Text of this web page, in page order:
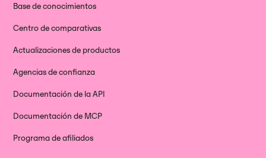
Base de conocimientos
Centro de comparativas
Actualizaciones de productos
Agencias de confianza
Documentación de la API
Documentación de MCP
Programa de afiliados